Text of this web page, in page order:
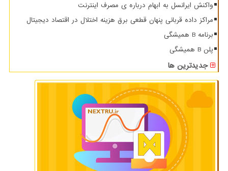
واکنش ایرانسل به ابهام درباره ی مصرف اینترنت
مراکز داده قربانی پنهان قطعی برق هزینه اختلال در اقتصاد دیجیتال
برنامه B همیشگی
پلن B همیشگی
جدیدترین ها